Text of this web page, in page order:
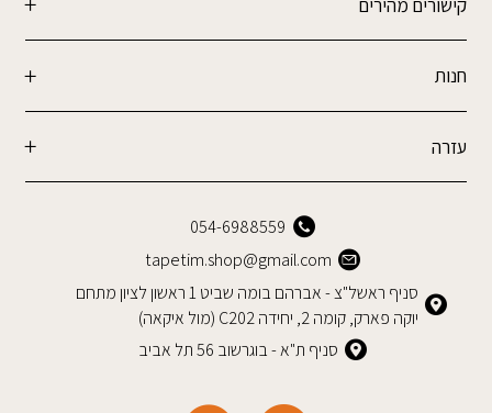
חנות
עזרה
054-6988559
tapetim.shop@gmail.com
סניף ראשל"צ - אברהם בומה שביט 1 ראשון לציון מתחם
יוקה פארק, קומה 2, יחידה C202 (מול איקאה)
סניף ת"א - בוגרשוב 56 תל אביב